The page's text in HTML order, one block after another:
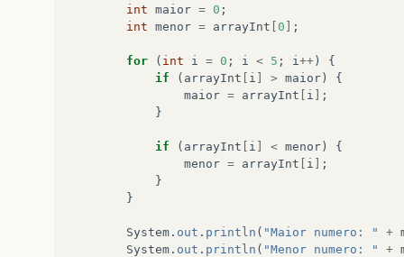
int maior = 0 ;
int menor = arrayInt [0 ] ;
for ( int i = 0 ; i < 5 ; i ++)
{
if
( arrayInt [ i ] > maior)
{
maior = arrayInt [ i ] ;
}
if ( arrayInt [ i ] < menor)
{
menor = arrayInt [ i ] ;
}
}
System . out . println ( "Maior numero: " +
System . out . println ( "Menor numero: " +